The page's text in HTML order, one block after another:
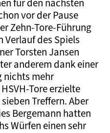
für den nächsten
vor der Pause
Zehn-Tore-Führung
Verlauf des Spiels
Torsten Jansen
anderem dank einer
nichts mehr
Tore erzielte
Treffern. Aber
Bergemann hatten
Würfen einen sehr